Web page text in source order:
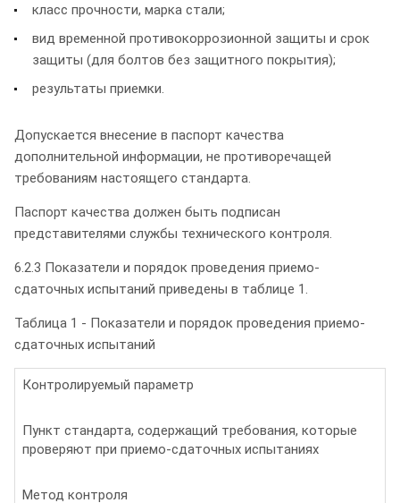
класс прочности, марка стали;
вид временной противокоррозионной защиты и срок
защиты (для болтов без защитного покрытия);
результаты приемки.
Допускается внесение в паспорт качества
дополнительной информации, не противоречащей
требованиям настоящего стандарта.
Паспорт качества должен быть подписан
представителями службы технического контроля.
6.2.3 Показатели и порядок проведения приемо-
сдаточных испытаний приведены в таблице 1.
Таблица 1 - Показатели и порядок проведения приемо-
сдаточных испытаний
Контролируемый параметр
Пункт стандарта, содержащий требования, которые
проверяют при приемо-сдаточных испытаниях
Метод контроля